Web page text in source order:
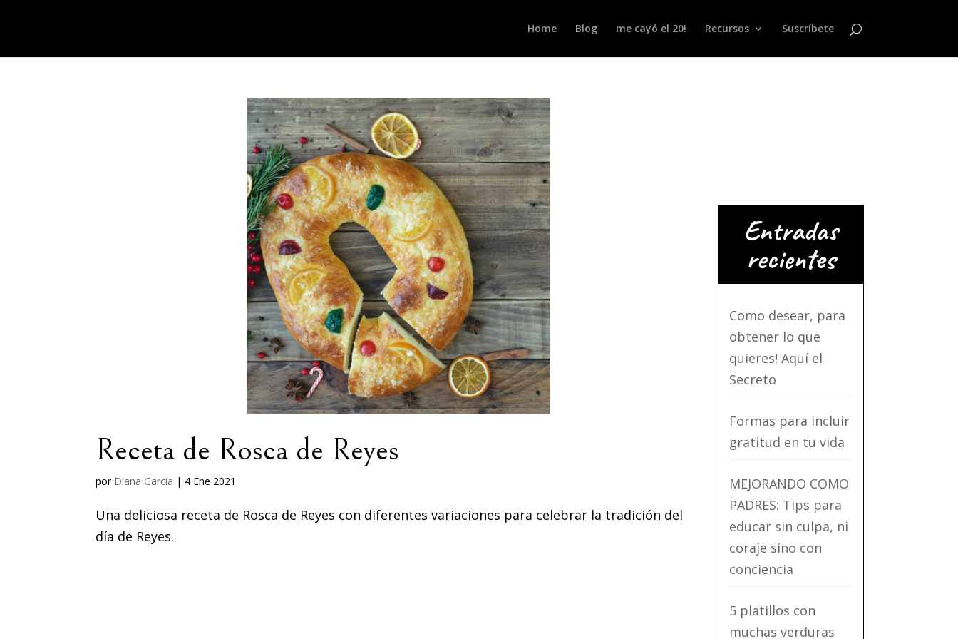
Home Blog me cayó el 20! Recursos Suscríbete
Receta de Rosca de Reyes
por Diana Garcia | 4 Ene 2021
Una deliciosa receta de Rosca de Reyes con diferentes variaciones para celebrar la tradición del
día de Reyes.
Entradas
recientes
Como desear, para
obtener lo que
quieres! Aquí el
Secreto
Formas para incluir
gratitud en tu vida
MEJORANDO COMO
PADRES: Tips para
educar sin culpa, ni
coraje sino con
conciencia
5 platillos con
muchas verduras